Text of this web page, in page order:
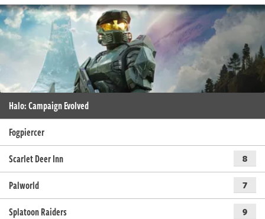
Halo: Campaign Evolved
Fogpiercer
Scarlet Deer Inn
8
Palworld 7
Splatoon Raiders 9